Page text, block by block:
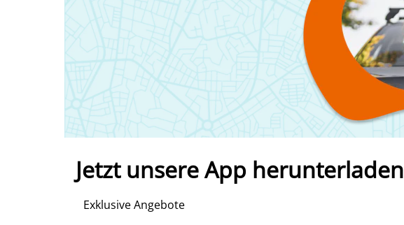
Jetzt unsere App herunterladen
Exklusive Angebote